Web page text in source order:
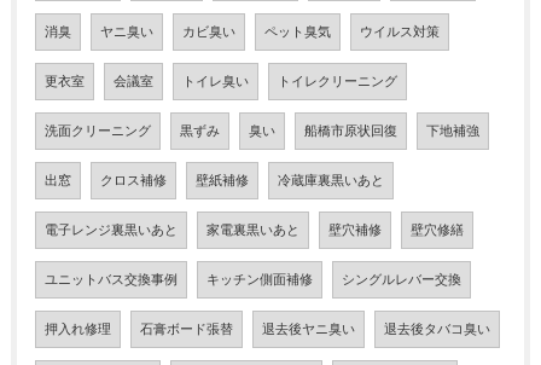
消臭 ヤニ臭い カビ臭い ペット臭気 ウイルス対策
更衣室 会議室 トイレ臭い トイレクリーニング
洗面クリーニング 黒ずみ 臭い 船橋市原状回復 下地補強
出窓 クロス補修 壁紙補修 冷蔵庫裏黒いあと
電子レンジ裏黒いあと 家電裏黒いあと 壁穴補修 壁穴修繕
ユニットバス交換事例 キッチン側面補修 シングルレバー交換
押入れ修理 石膏ボード張替 退去後ヤニ臭い 退去後タバコ臭い